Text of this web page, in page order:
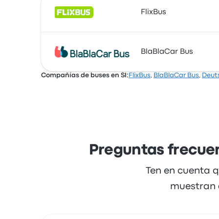
FlixBus
FlixBus ofrece 17 buses diarios de
BlaBlaCar Bus
Compañías de buses en SI: FlixBus, BlaBlaCar Bus,
Preguntas
Ten en cuenta
muestran